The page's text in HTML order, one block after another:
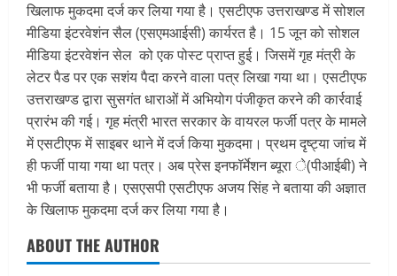
खिलाफ मुकदमा दर्ज कर लिया गया है। एसटीएफ उत्तराखण्ड में सोशल
मीडिया इंटरवेशंन सैल (एसएमआईसी) कार्यरत है। 15 जून को सोशल
मीडिया इंटरवेशंन सेल को एक पोस्ट प्राप्त हुई। जिसमें गृह मंत्री के
लेटर पैड पर एक सशंय पैदा करने वाला पत्र लिखा गया था। एसटीएफ
उत्तराखण्ड द्वारा सुसगंत धाराओं में अभियोग पंजीकृत करने की कार्रवाई
प्रारंभ की गई। गृह मंत्री भारत सरकार के वायरल फर्जी पत्र के मामले
में एसटीएफ में साइबर थाने में दर्ज किया मुकदमा। प्रथम दृष्ट्या जांच में
ही फर्जी पाया गया था पत्र। अब प्रेस इनफॉर्मेशन ब्यूरा े(पीआईबी) ने
भी फर्जी बताया है। एसएसपी एसटीएफ अजय सिंह ने बताया की अज्ञात
के खिलाफ मुकदमा दर्ज कर लिया गया है।
ABOUT THE AUTHOR